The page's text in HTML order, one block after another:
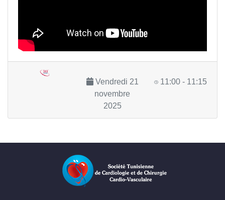
Vendredi 21
novembre
2025
11:00 - 11:15